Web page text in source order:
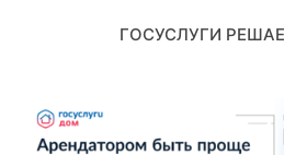
ГОСУСЛУГИ